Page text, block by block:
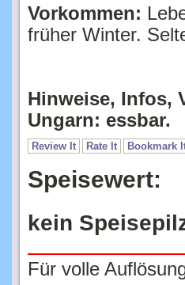
Vorkommen:
früher Winter.
Hinweise, Infos,
Ungarn: essbar.
Review It Rate It Bookmark
Speisewert:
kein
Für volle